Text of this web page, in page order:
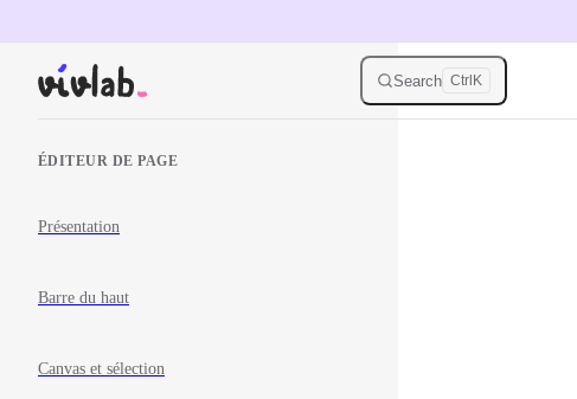
Search Ctrl K
ÉDITEUR DE PAGE
Présentation
Barre du haut
Canvas et sélection